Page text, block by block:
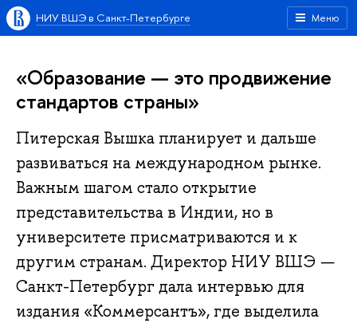
Меню
НИУ ВШЭ в Санкт-Петербурге
«Образование — это продвижение
стандартов страны»
Питерская Вышка планирует и дальше
развиваться на международном рынке.
Важным шагом стало открытие
представительства в Индии, но в
университете присматриваются и к
другим странам. Директор НИУ ВШЭ —
Санкт-Петербург дала интервью для
издания «Коммерсантъ», где выделила